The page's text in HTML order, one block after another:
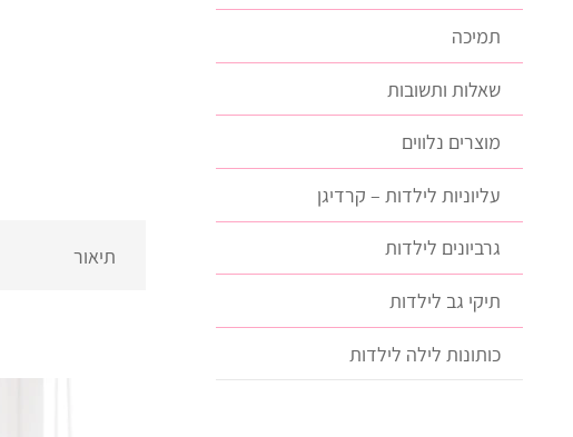
תיאור
תמיכה
שאלות ותשובות
מוצרים נלווים
עליוניות לילדות – קרדיגן
גרביונים לילדות
תיקי גב לילדות
כותונות לילה לילדות